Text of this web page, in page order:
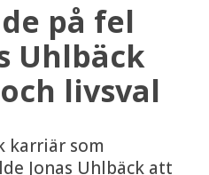
på fel
Uhlbäck
livsval
karriär som
Jonas Uhlbäck att